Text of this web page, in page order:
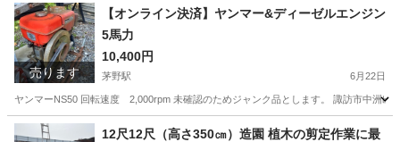
長野 諏訪郡 富士見駅 収納家具
売ります
【オンライン決済】ヤンマー&ディーゼルエンジン
5馬力
10,400円
茅野駅 6月22日
ヤンマーNS50 回転速度 2,000rpm 未確認のためジャンク品とします。 諏訪市中洲
長野 諏訪市 茅野駅 その他 ヤンマー
12尺12尺（高さ350㎝）造園 植木の剪定作業に最